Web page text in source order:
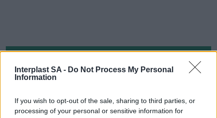
Interplast SA - Do Not Process My Personal
Information
If you wish to opt-out of the sale, sharing to third parties, or
processing of your personal or sensitive information for
ΕΓΓΡΑΦΕΙΤΕ ΓΙΑ ΝΑ ΠΑΙΡΝΕΤΕ ΤΙΣ
ΤΕΛΕΥΤΑΙΕΣ ΜΑΣ ΕΝΗΜΕΡΩΣΕΙΣ